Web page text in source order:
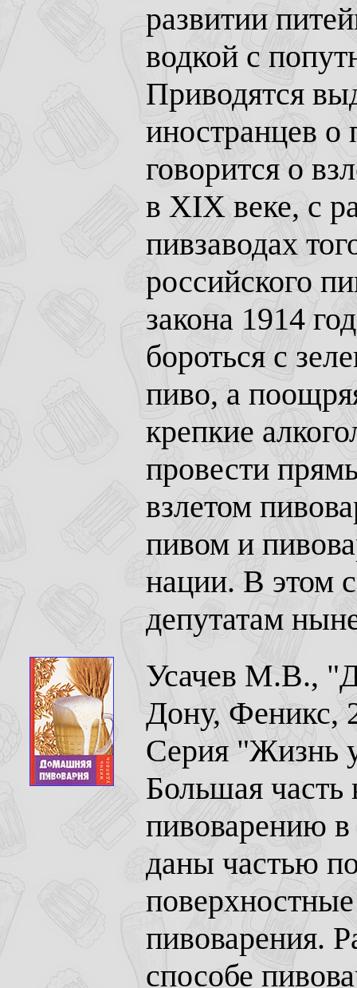
развитии
водкой с
Приводятся
иностранцев
говорится о
в XIX веке, с
пивзаводах
российского
закона 1914
бороться с
пиво, а
крепкие
провести
взлетом
пивом и
нации. В этом
депутатам
Усачев М.В.,
Дону, Феникс,
Серия "Жизнь
Большая
пивоварению
даны частью
поверхностные
пивоварения.
способе